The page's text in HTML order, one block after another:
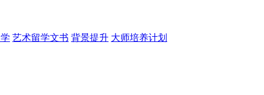
艺术留学文书 背景提升 大师培养计划